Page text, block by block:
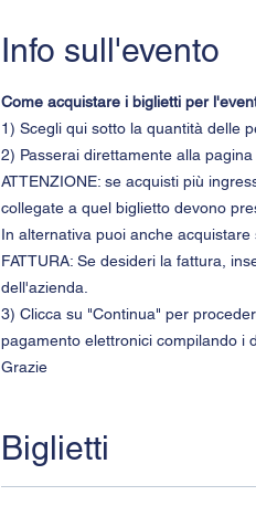
Info sull'evento
Come acquistare i biglietti per
1) Scegli qui sotto la quantità delle
2) Passerai direttamente alla
ATTENZIONE: se acquisti più
collegate a quel biglietto devono
In alternativa puoi anche
FATTURA: Se desideri la fattura,
dell'azienda.
3) Clicca su "Continua" per
pagamento elettronici compilando i
Grazie
Biglietti